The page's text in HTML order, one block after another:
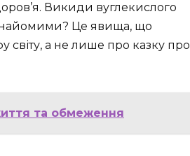
Викиди вуглекислого
знайомими? Це явища, що
світу, а не лише про казку про
та обмеження